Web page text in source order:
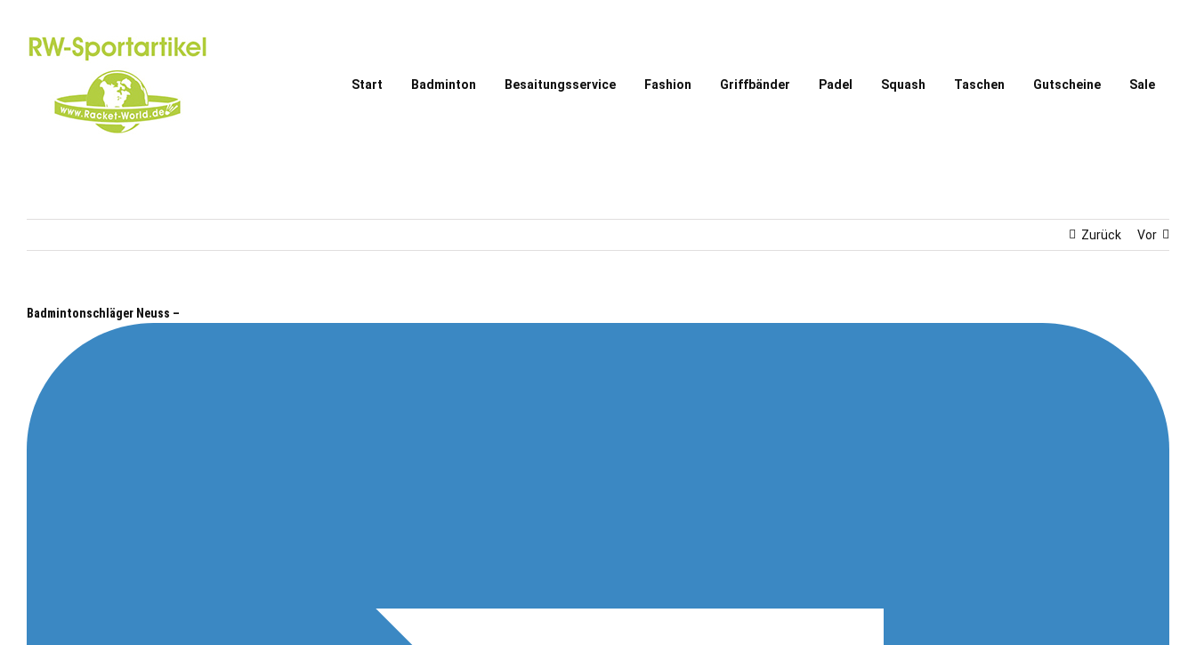
springen
Start Badminton Besaitungsservice Fashion Griffbänder Padel Squash Taschen Gutscheine Sale
Zurück Vor
Badmintonschläger Neuss –